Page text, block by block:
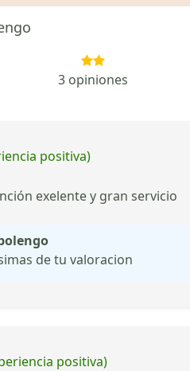
3 opiniones
positiva)
exelente y gran servicio
de tu valoracion
positiva)